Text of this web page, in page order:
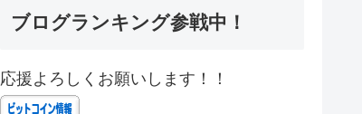
ブログランキング参戦中！
応援よろしくお願いします！！